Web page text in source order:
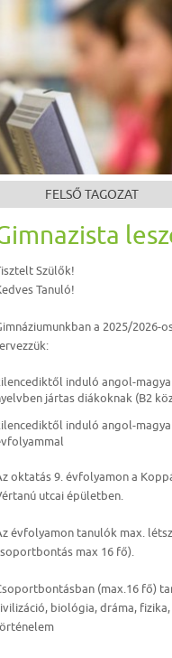
FELSŐ TAGOZAT
Szülők!
Tanuló!
a 2025/2026-
induló angol-
jártas diákoknak (B2
induló angol-
oktatás 9. évfolyamon a
utcai épületben.
évfolyamon tanulók max.
max 16 fő).
(max.16 fő)
biológia, dráma,